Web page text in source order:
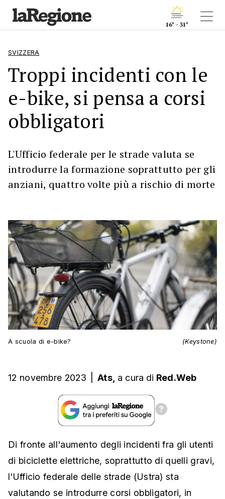
16° - 31°
SVIZZERA
Troppi incidenti con le
e-bike, si pensa a corsi
obbligatori
L'Ufficio federale per le strade valuta se
introdurre la formazione soprattutto per gli
anziani, quattro volte più a rischio di morte
A scuola di e-bike? (Keystone)
12 novembre 2023 Ats, a cura di Red.Web
Di fronte all'aumento degli incidenti fra gli utenti
di biciclette elettriche, soprattutto di quelli gravi,
l'Ufficio federale delle strade (Ustra) sta
valutando se introdurre corsi obbligatori, in